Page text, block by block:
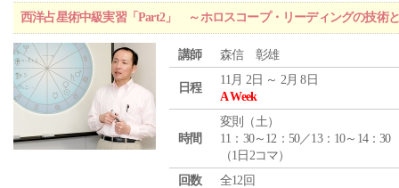
西洋占星術中級実習「Part2」 ～ホロスコープ・リーディングの技術
講師 森信 彰雄
日程
11月 2日 ～ 2月 8日
A Week
時間
変則（土）
11：30～12：50／13：10～14：30
（1日2コマ）
回数
全12回